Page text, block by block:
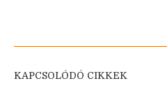
KAPCSOLÓDÓ CIKKEK